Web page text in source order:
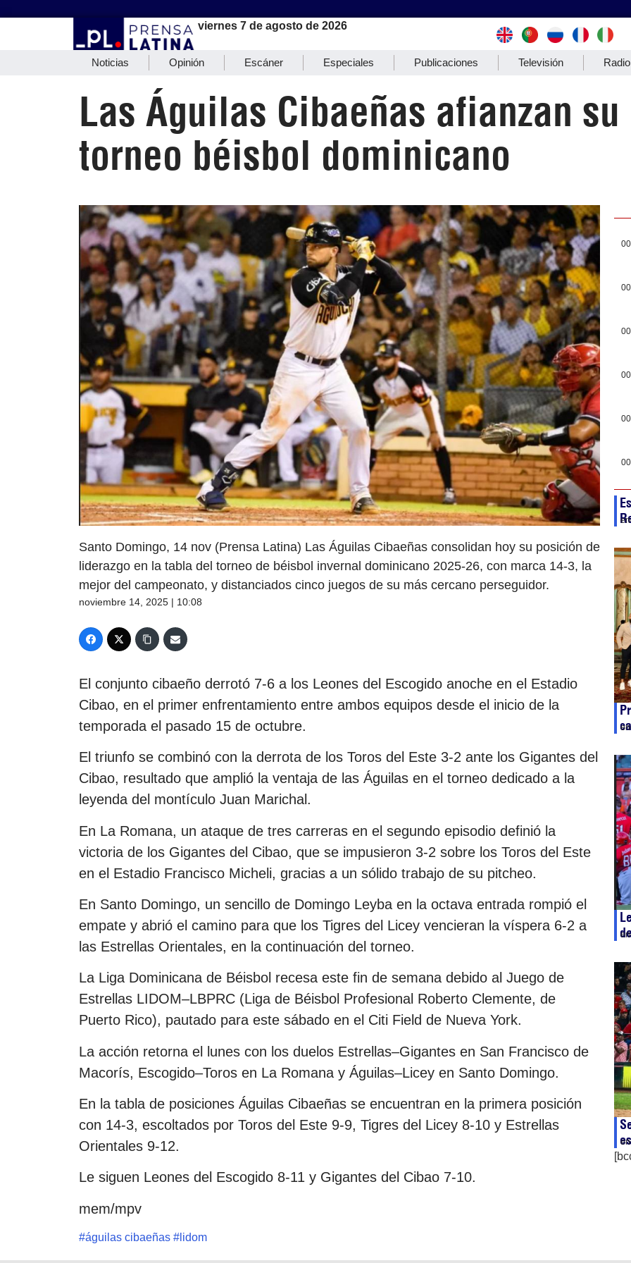
viernes 7 de agosto de 2026
Noticias Opinión Escáner Especiales Publicaciones Televisión Radio
Las Águilas Cibaeñas afianzan
torneo béisbol dominicano
Santo Domingo, 14 nov (Prensa Latina) Las Águilas Cibaeñas consolidan hoy su posición de
liderazgo en la tabla del torneo de béisbol invernal dominicano 2025-26, con marca 14-3, la
mejor del campeonato, y distanciados cinco juegos de su más cercano perseguidor.
noviembre 14, 2025 | 10:08
El conjunto cibaeño derrotó 7-6 a los Leones del Escogido anoche en el Estadio
Cibao, en el primer enfrentamiento entre ambos equipos desde el inicio de la
temporada el pasado 15 de octubre.
El triunfo se combinó con la derrota de los Toros del Este 3-2 ante los Gigantes del
Cibao, resultado que amplió la ventaja de las Águilas en el torneo dedicado a la
leyenda del montículo Juan Marichal.
En La Romana, un ataque de tres carreras en el segundo episodio definió la
victoria de los Gigantes del Cibao, que se impusieron 3-2 sobre los Toros del Este
en el Estadio Francisco Micheli, gracias a un sólido trabajo de su pitcheo.
En Santo Domingo, un sencillo de Domingo Leyba en la octava entrada rompió el
empate y abrió el camino para que los Tigres del Licey vencieran la víspera 6-2 a
las Estrellas Orientales, en la continuación del torneo.
La Liga Dominicana de Béisbol recesa este fin de semana debido al Juego de
Estrellas LIDOM–LBPRC (Liga de Béisbol Profesional Roberto Clemente, de
Puerto Rico), pautado para este sábado en el Citi Field de Nueva York.
La acción retorna el lunes con los duelos Estrellas–Gigantes en San Francisco de
Macorís, Escogido–Toros en La Romana y Águilas–Licey en Santo Domingo.
En la tabla de posiciones Águilas Cibaeñas se encuentran en la primera posición
con 14-3, escoltados por Toros del Este 9-9, Tigres del Licey 8-10 y Estrellas
Orientales 9-12.
Le siguen Leones del Escogido 8-11 y Gigantes del Cibao 7-10.
mem/mpv
#águilas cibaeñas # lidom